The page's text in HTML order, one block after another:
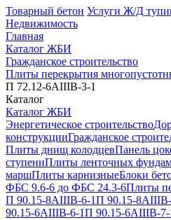
Товарный бетон Услуги Ж/Д
Недвижимость
Главная
Каталог ЖБИ
Гражданское строительство
Плиты перекрытия
П 72.12-6АIIIВ-3-1
Каталог
Каталог ЖБИ
Энергетическое строительство
конструкцииГражданское
Плиты днищ колодцевПанель
ступениПлиты ленточных
маршПлиты карнизныеБлоки
ФБС 9.6-6 до ФБС 24.3-6Плиты
П 90.15-8АIIIВ-6-1П 90.15-8АIIIВ-
90.15-6АIIIВ-6-1П 90.15-6АIIIВ-7-